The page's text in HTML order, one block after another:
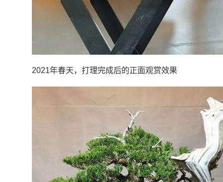
2021年春天，打理完成后的正面观赏效果